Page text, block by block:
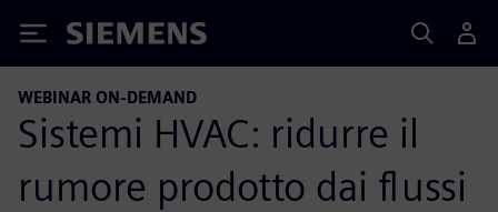
Siemens
WEBINAR ON-DEMAND
Sistemi HVAC: ridurre il
rumore prodotto dai flussi